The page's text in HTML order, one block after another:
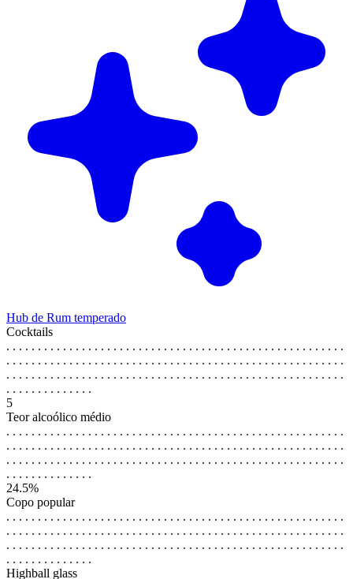
Hub de Rum temperado
Cocktails
. . . . . . . . . . . . . . . . . . . . . . . . . . . . . . . . . . . . . . . . . . . . . . . . . . . . . .
. . . . . . . . . . . . . . . . . . . . . . . . . . . . . . . . . . . . . . . . . . . . . . . . . . . . . .
. . . . . . . . . . . . . . . . . . . . . . . . . . . . . . . . . . . . . . . . . . . . . . . . . . . . . .
. . . . . . . . . . . . . .
5
Teor alcoólico médio
. . . . . . . . . . . . . . . . . . . . . . . . . . . . . . . . . . . . . . . . . . . . . . . . . . . . . .
. . . . . . . . . . . . . . . . . . . . . . . . . . . . . . . . . . . . . . . . . . . . . . . . . . . . . .
. . . . . . . . . . . . . . . . . . . . . . . . . . . . . . . . . . . . . . . . . . . . . . . . . . . . . .
. . . . . . . . . . . . . .
24.5%
Copo popular
. . . . . . . . . . . . . . . . . . . . . . . . . . . . . . . . . . . . . . . . . . . . . . . . . . . . . .
. . . . . . . . . . . . . . . . . . . . . . . . . . . . . . . . . . . . . . . . . . . . . . . . . . . . . .
. . . . . . . . . . . . . . . . . . . . . . . . . . . . . . . . . . . . . . . . . . . . . . . . . . . . . .
. . . . . . . . . . . . . .
Highball glass